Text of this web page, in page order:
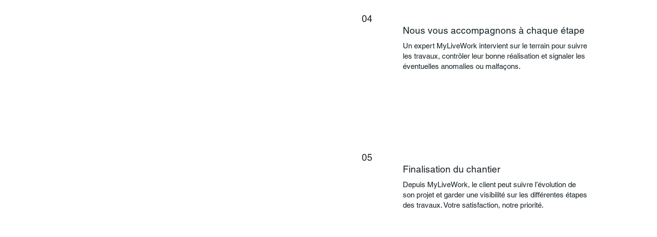
04
Nous vous accompagnons à chaque étape
Un expert MyLiveWork intervient sur le terrain pour suivre
les travaux, contrôler leur bonne réalisation et signaler les
éventuelles anomalies ou malfaçons.
05
Finalisation du chantier
Depuis MyLiveWork, le client peut suivre l’évolution de
son projet et garder une visibilité sur les différentes étapes
des travaux. Votre satisfaction, notre priorité.